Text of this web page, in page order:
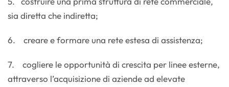
sia diretta che indiretta;
6. creare e formare una rete estesa di assistenza;
7. cogliere le opportunità di crescita per linee esterne,
attraverso l’acquisizione di aziende ad elevate